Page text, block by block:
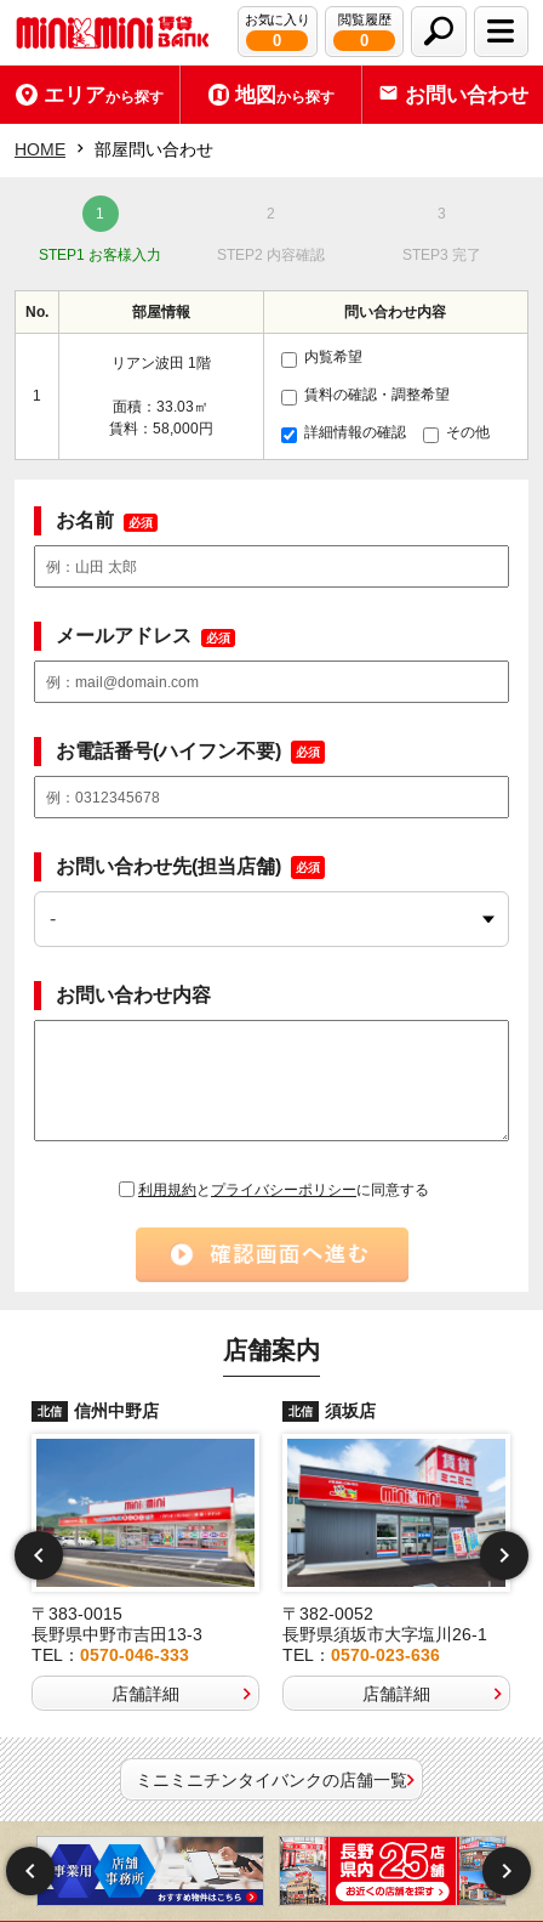
お気に入り
0
閲覧履歴
0
エリアから探す 地図から探す お問い合わせ
HOME 部屋問い合わせ
STEP1 お客様入力 STEP2 内容確認 STEP3 完了
No. 部屋情報 問い合わせ内容
1
リアン波田 1階
面積：33.03㎡
賃料：58,000円
内覧希望
賃料の確認・調整希望
詳細情報の確認 その他
お名前 必須
メールアドレス 必須
お電話番号(ハイフン不要) 必須
お問い合わせ先(担当店舗) 必須
お問い合わせ内容
利用規約と プライバシーポリシーに同意する
店舗案内
北信 信州中野店
〒383-0015
長野県中野市吉田13-3
TEL： 0570-046-333
店舗詳細
北信 須坂店
〒382-0052
長野県須坂市大字塩川26-1
TEL：0570-023-636
店舗詳細
ミニミニチンタイバンクの店舗一覧